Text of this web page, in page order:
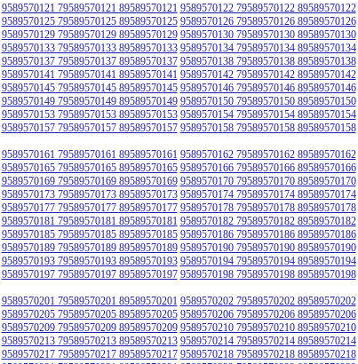
9589570121 79589570121 89589570121 9589570122 79589570122 89589570122
9589570125 79589570125 89589570125 9589570126 79589570126 89589570126
9589570129 79589570129 89589570129 9589570130 79589570130 89589570130
9589570133 79589570133 89589570133 9589570134 79589570134 89589570134
9589570137 79589570137 89589570137 9589570138 79589570138 89589570138
9589570141 79589570141 89589570141 9589570142 79589570142 89589570142
9589570145 79589570145 89589570145 9589570146 79589570146 89589570146
9589570149 79589570149 89589570149 9589570150 79589570150 89589570150
9589570153 79589570153 89589570153 9589570154 79589570154 89589570154
9589570157 79589570157 89589570157 9589570158 79589570158 89589570158
9589570161 79589570161 89589570161 9589570162 79589570162 89589570162
9589570165 79589570165 89589570165 9589570166 79589570166 89589570166
9589570169 79589570169 89589570169 9589570170 79589570170 89589570170
9589570173 79589570173 89589570173 9589570174 79589570174 89589570174
9589570177 79589570177 89589570177 9589570178 79589570178 89589570178
9589570181 79589570181 89589570181 9589570182 79589570182 89589570182
9589570185 79589570185 89589570185 9589570186 79589570186 89589570186
9589570189 79589570189 89589570189 9589570190 79589570190 89589570190
9589570193 79589570193 89589570193 9589570194 79589570194 89589570194
9589570197 79589570197 89589570197 9589570198 79589570198 89589570198
9589570201 79589570201 89589570201 9589570202 79589570202 89589570202
9589570205 79589570205 89589570205 9589570206 79589570206 89589570206
9589570209 79589570209 89589570209 9589570210 79589570210 89589570210
9589570213 79589570213 89589570213 9589570214 79589570214 89589570214
9589570217 79589570217 89589570217 9589570218 79589570218 89589570218